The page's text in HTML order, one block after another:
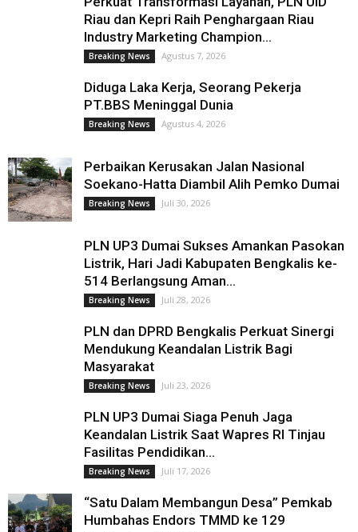
Riau dan Kepri Raih Penghargaan Riau
Industry Marketing Champion...
Breaking News Agustus 7, 2026
Diduga Laka Kerja, Seorang Pekerja
PT.BBS Meninggal Dunia
Breaking News Agustus 4, 2026
Perbaikan Kerusakan Jalan Nasional
Soekano-Hatta Diambil Alih Pemko Dumai
Breaking News Juli 30, 2026
PLN UP3 Dumai Sukses Amankan Pasokan
Listrik, Hari Jadi Kabupaten Bengkalis ke-
514 Berlangsung Aman...
Breaking News Juli 28, 2026
PLN dan DPRD Bengkalis Perkuat Sinergi
Mendukung Keandalan Listrik Bagi
Masyarakat
Breaking News Juli 23, 2026
PLN UP3 Dumai Siaga Penuh Jaga
Keandalan Listrik Saat Wapres RI Tinjau
Fasilitas Pendidikan...
Breaking News Juli 17, 2026
“Satu Dalam Membangun Desa” Pemkab
Humbahas Endors TMMD ke 129